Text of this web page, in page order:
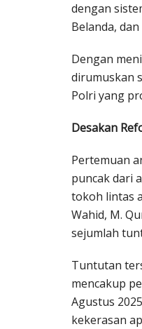
dengan
Belanda, dan
Dengan
dirumuskan
Polri yang
Desakan
Pertemuan
puncak dari
tokoh lintas
Wahid, M.
sejumlah
Tuntutan
mencakup
Agustus
kekerasan